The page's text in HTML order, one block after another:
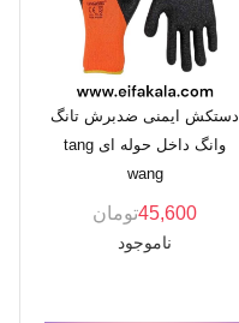
دستکش ایمنی ضدبرش تانگ
وانگ داخل حوله ای tang
wang
45,600تومان
ناموجود